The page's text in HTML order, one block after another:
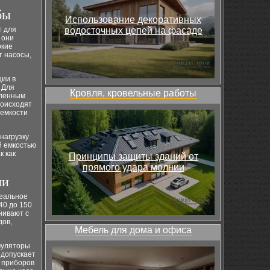
для
насосы,
в
Для
емкостью
как
до 150
с
приборов
Использование декоративных
водосточных цепей на фасаде
Кровля, кровельные работы
Принципы защиты зданий от
прямого удара молнии
Мебель для дома и офиса